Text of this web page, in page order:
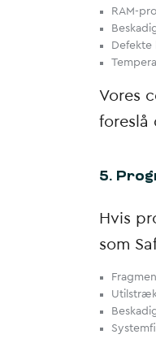
RAM-
Defekte
Vores
foreslå
5.
Hvis
som